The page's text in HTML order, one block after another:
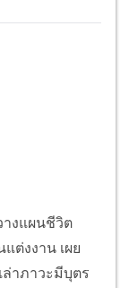
างแผนชีวิต
ต่งงาน เผย
เล่าภาวะมีบุตร